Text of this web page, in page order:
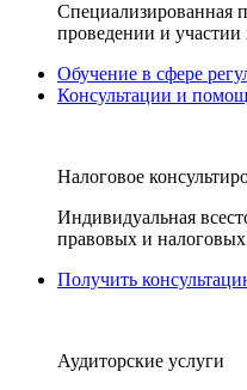
Специализированная
проведении и
Обучение в сфере
Консультации и
Налоговое
Индивидуальная
правовых и налоговых
Получить
Аудиторские услуги